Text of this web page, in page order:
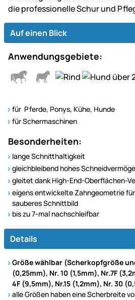
die professionelle Schur und
Auf einen Blick
Anwendungsgebiete:
für Pferde, Ponys, Kühe, Hunde
für Schermaschinen
Besonderheiten:
lange Schnitthaltigkeit
gleichbleibend hohes
gleitet dank High-End-Oberflächen-
eigens entwickelte Zahngeometrie
sauberes Schnittbild
bis zu 7-mal nachschleifbar
Details
Größe wählbar (Scherkopfgröße
(0,25mm), Nr. 10 (1,5mm), Nr.7F
4F (9,5mm), Nr.15 (1,2mm), Nr. 30
alle Größen haben eine Scherbreite